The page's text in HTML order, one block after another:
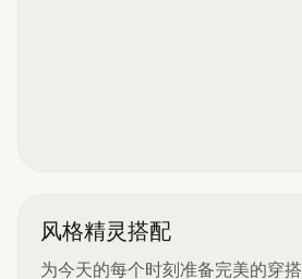
风格精灵搭配
为今天的每个时刻准备完美的穿搭